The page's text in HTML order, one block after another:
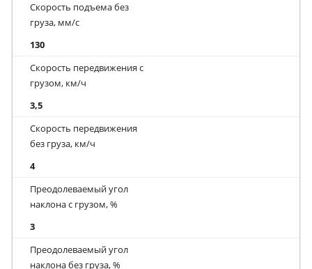
Скорость подъема без
груза, мм/с
130
Скорость передвижения с
грузом, км/ч
3,5
Скорость передвижения
без груза, км/ч
4
Преодолеваемый угол
наклона с грузом, %
3
Преодолеваемый угол
наклона без груза, %